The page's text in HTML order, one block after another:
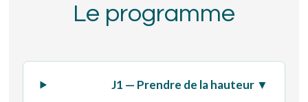
Le programme
J1 — Prendre de la hauteur ▼